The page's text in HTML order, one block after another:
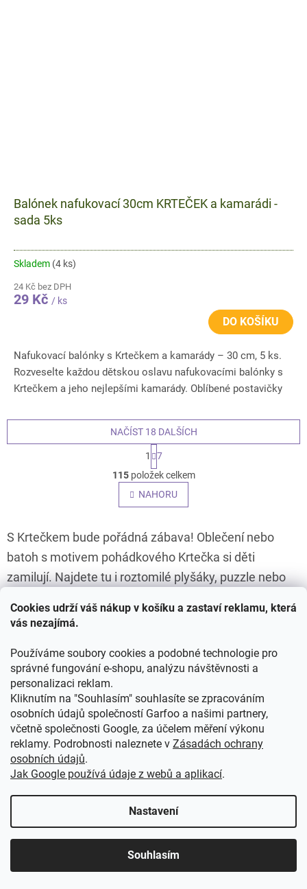
Cookies udrží váš nákup v košíku a zastaví reklamu, která
vás nezajímá.
Používáme soubory cookies a podobné technologie pro
správné fungování e-shopu, analýzu návštěvnosti a
personalizaci reklam.
Kliknutím na "Souhlasím" souhlasíte se zpracováním
osobních údajů společností Garfoo a našimi partnery,
včetně společnosti Google, za účelem měření výkonu
reklamy. Podrobnosti naleznete v Zásadách ochrany
osobních údajů.
Jak Google používá údaje z webů a aplikací.
Nastavení
Souhlasím
Balónek nafukovací 30cm KRTEČEK a kamarádi -
sada 5ks
Skladem (4 ks)
24 Kč bez DPH
29 Kč / ks
DO KOŠÍKU
Nafukovací balónky s Krtečkem a kamarády – 30 cm, 5 ks.
Rozveselte každou dětskou oslavu nafukovacími balónky s
Krtečkem a jeho nejlepšími kamarády. Oblíbené postavičky
O
v
l
á
a
í
p
r
k
ý
p
s
u
NAČÍST 18 DALŠÍCH
S
t
r
á
n
k
á
n
í
1
7
115položek celkem
NAHORU
S Krtečkem bude pořádná zábava! Oblečení nebo
batoh s motivem pohádkového Krtečka si děti
zamilují. Najdete tu i roztomilé plyšáky, puzzle nebo
narozeniny, za vysvědčení nebo jen tak pro radost.
kvalitní bavlněné povlečení s Krtečkem. Neztratí
barvu ani po několika pracích cyklech a z každé
postýlky udělá útulný prostor na spaní.
KONTAKT
Potřebujete s něčím poradit? Kontaktujte nás,
ZAVOLEJTE NÁM
(Po - Ne) - 8:00 - 16:00